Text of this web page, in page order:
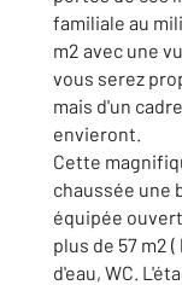
familiale au
m2 avec une
vous serez
mais d'un
envieront.
Cette
chaussée une
équipée
plus de 57 m2
d'eau, WC.